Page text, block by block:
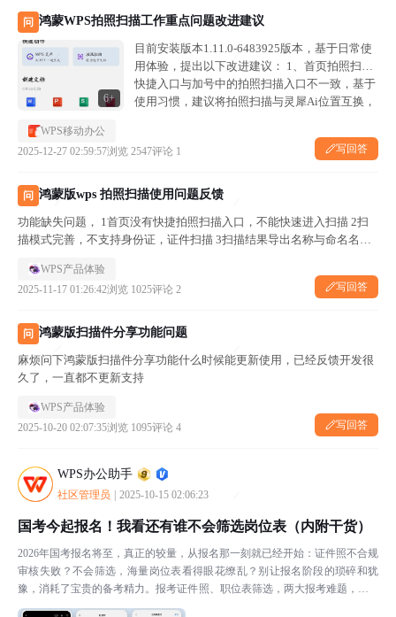
问 鸿蒙WPS拍照扫描工作重点问题改进建议
6+
目前安装版本1.11.0-6483925版本，基于日常使
用体验，提出以下改进建议： 1、首页拍照扫描
快捷入口与加号中的拍照扫描入口不一致，基于
使用习惯，建议将拍照扫描与灵犀Ai位置互换，
WPS移动办公
2025-12-27 02:59:57浏览 2547评论 1 写回答
问 鸿蒙版wps 拍照扫描使用问题反馈
功能缺失问题， 1首页没有快捷拍照扫描入口，不能快速进入扫描 2扫
描模式完善，不支持身份证，证件扫描 3扫描结果导出名称与命名名称
配优化对标扫描全能王
WPS产品体验
2025-11-17 01:26:42浏览 1025评论 2 写回答
问 鸿蒙版扫描件分享功能问题
麻烦问下鸿蒙版扫描件分享功能什么时候能更新使用，已经反馈开发很
久了，一直都不更新支持
WPS产品体验
2025-10-20 02:07:35浏览 1095评论 4 写回答
WPS办公助手
社区管理员 2025-10-15 02:06:23
国考今起报名！我看还有谁不会筛选岗位表（内附干货）
2026年国考报名将至，真正的较量，从报名那一刻就已经开始：证件照不合规
审核失败？不会筛选，海量岗位表看得眼花缭乱？别让报名阶段的琐碎和犹
豫，消耗了宝贵的备考精力。报考证件照、职位表筛选，两大报考难题，用W
PS一站式搞定，帮你把时间省下来冲刺刷题。01一台...